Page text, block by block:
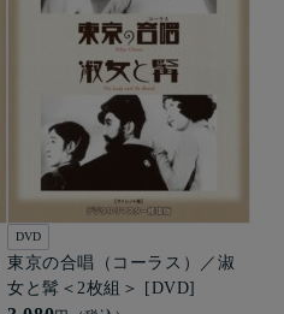
DVD
東京の合唱（コーラス）／淑
女と髯＜2枚組＞ [DVD]